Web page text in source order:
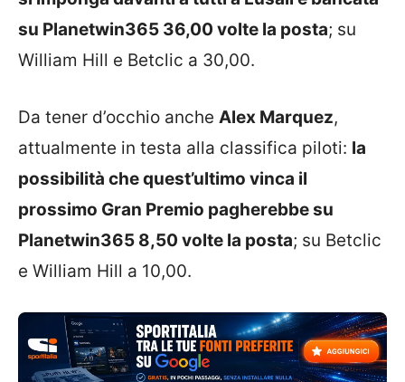
su Planetwin365 36,00 volte la posta; su
William Hill e Betclic a 30,00.
Da tener d’occhio anche Alex Marquez,
attualmente in testa alla classifica piloti: la
possibilità che quest’ultimo vinca il
prossimo Gran Premio pagherebbe su
Planetwin365 8,50 volte la posta; su Betclic
e William Hill a 10,00.